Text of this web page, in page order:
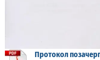
Протокол